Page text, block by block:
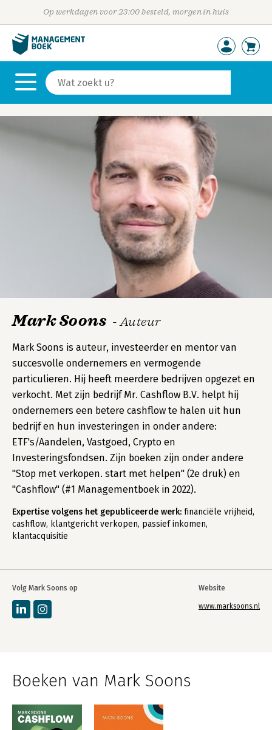
Op werkdagen voor 23:00 besteld, morgen in huis
Volg Mark Soons op Website
www.marksoons.nl
Mark Soons - Auteur
Mark Soons is auteur, investeerder en mentor van
succesvolle ondernemers en vermogende
particulieren. Hij heeft meerdere bedrijven opgezet en
verkocht. Met zijn bedrijf Mr. Cashflow B.V. helpt hij
ondernemers een betere cashflow te halen uit hun
bedrijf en hun investeringen in onder andere:
ETF's/Aandelen, Vastgoed, Crypto en
Investeringsfondsen. Zijn boeken zijn onder andere
"Stop met verkopen. start met helpen" (2e druk) en
"Cashflow" (#1 Managementboek in 2022).
Expertise volgens het gepubliceerde werk: financiële vrijheid,
cashflow, klantgericht verkopen, passief inkomen,
klantacquisitie
Boeken van Mark Soons